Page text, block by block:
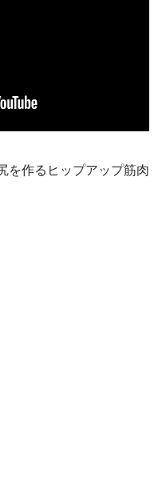
を作るヒップアップ筋肉